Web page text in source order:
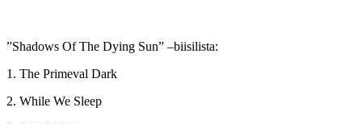
”Shadows Of The Dying Sun” –biisilista:
1. The Primeval Dark
2. While We Sleep